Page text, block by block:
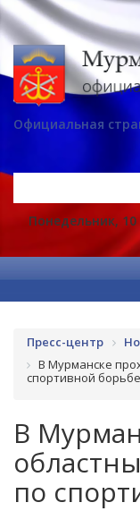
Официальная
Понедельник, 10
Пресс-центр
В Мурманске
спортивной борьбе
В
по